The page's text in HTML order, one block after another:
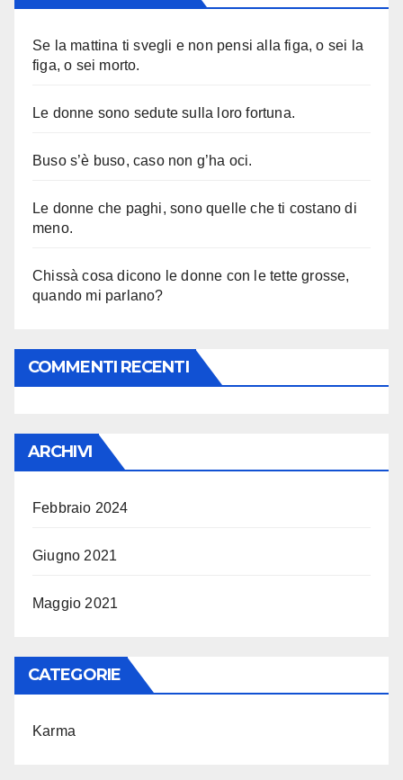
Se la mattina ti svegli e non pensi alla figa, o sei la
figa, o sei morto.
Le donne sono sedute sulla loro fortuna.
Buso s’è buso, caso non g’ha oci.
Le donne che paghi, sono quelle che ti costano di
meno.
Chissà cosa dicono le donne con le tette grosse,
quando mi parlano?
COMMENTI RECENTI
ARCHIVI
Febbraio 2024
Giugno 2021
Maggio 2021
CATEGORIE
Karma